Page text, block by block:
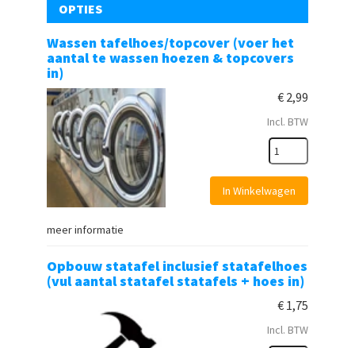
OPTIES
Wassen tafelhoes/topcover (voer het
aantal te wassen hoezen & topcovers
in)
€ 2,99
Incl. BTW
In Winkelwagen
meer informatie
Opbouw statafel inclusief statafelhoes
(vul aantal statafel statafels + hoes in)
€ 1,75
Incl. BTW